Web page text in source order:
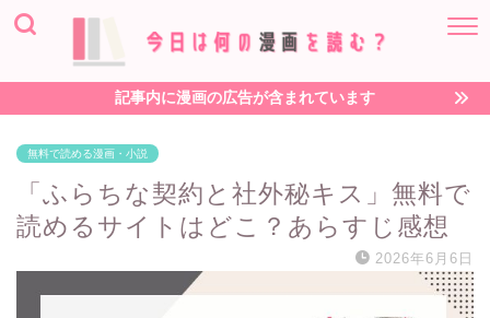
記事内に漫画の広告が含まれています
無料で読める漫画・小説
「ふらちな契約と社外秘キス」無料で
読めるサイトはどこ？あらすじ感想
2026年6月6日